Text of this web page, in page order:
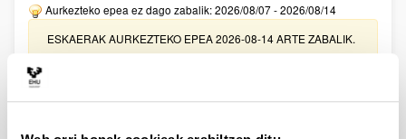
Aurkezteko epea ez dago zabalik: 2026/08/07 - 2026/08/14
ESKAERAK AURKEZTEKO EPEA 2026-08-14 ARTE ZABALIK.
UPV/EHUn Azpiegitura Zientifikoa eta Funts Bibliografikoak
erosi eta berritzeko laguntzak 2026